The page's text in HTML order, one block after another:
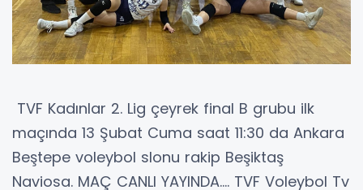
TVF Kadınlar 2. Lig çeyrek final B grubu ilk
maçında 13 Şubat Cuma saat 11:30 da Ankara
Beştepe voleybol slonu rakip Beşiktaş
Naviosa. MAÇ CANLI YAYINDA…. TVF Voleybol Tv